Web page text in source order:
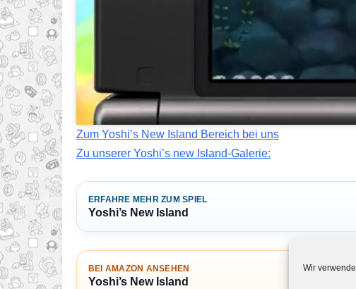
Wir
Zum Yoshi’s New Island Bereich bei uns
Zu unserer Yoshi’s new Island-Galerie:
ERFAHRE MEHR ZUM SPIEL
Yoshi’s New Island
BEI AMAZON ANSEHEN
Yoshi’s New Island